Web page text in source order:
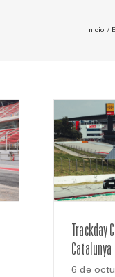
Inicio
Trackday
Catalunya
6 de